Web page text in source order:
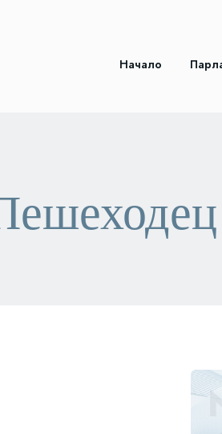
Начало